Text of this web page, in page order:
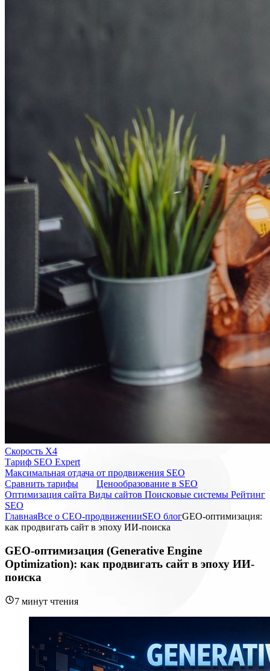
Скорость Х4
Тариф SEO Expert
Максимальная отдача от продвижения SEO
Cравнить тарифы
Ценообразование в SEO
Оптимизация сайта Виды сайтов Поисковые системы Рейтинг
SEO
ГлавнаяВсе о СЕО-продвиженииSEO блогGEO-оптимизация:
как продвигать сайт в эпоху ИИ-поиска
GEO-оптимизация (Generative Engine
Optimization): как продвигать сайт в эпоху ИИ-
поиска
7 минут чтения